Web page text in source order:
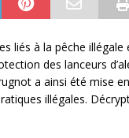
liés à la pêche
des lanceurs
a ainsi été mise
illégales.